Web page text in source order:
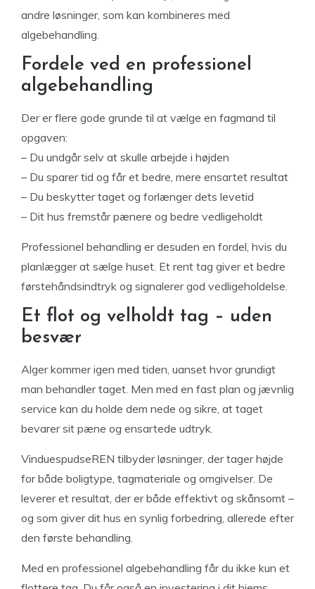
andre løsninger, som kan kombineres med
algebehandling.
Fordele ved en professionel
algebehandling
Der er flere gode grunde til at vælge en fagmand til
opgaven:
– Du undgår selv at skulle arbejde i højden
– Du sparer tid og får et bedre, mere ensartet resultat
– Du beskytter taget og forlænger dets levetid
– Dit hus fremstår pænere og bedre vedligeholdt
Professionel behandling er desuden en fordel, hvis du
planlægger at sælge huset. Et rent tag giver et bedre
førstehåndsindtryk og signalerer god vedligeholdelse.
Et flot og velholdt tag – uden
besvær
Alger kommer igen med tiden, uanset hvor grundigt
man behandler taget. Men med en fast plan og jævnlig
service kan du holde dem nede og sikre, at taget
bevarer sit pæne og ensartede udtryk.
VinduespudseREN tilbyder løsninger, der tager højde
for både boligtype, tagmateriale og omgivelser. De
leverer et resultat, der er både effektivt og skånsomt –
og som giver dit hus en synlig forbedring, allerede efter
den første behandling.
Med en professionel algebehandling får du ikke kun et